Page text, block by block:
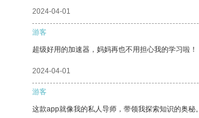
2024-04-01
游客
超级好用的加速器，妈妈再也不用担心我的学习啦！
2024-04-01
游客
这款app就像我的私人导师，带领我探索知识的奥秘。